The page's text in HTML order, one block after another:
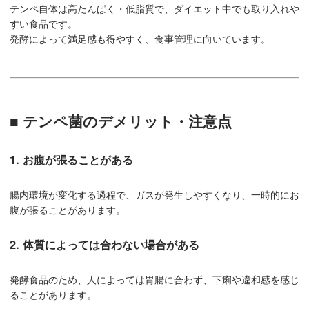
テンペ自体は高たんぱく・低脂質で、ダイエット中でも取り入れや
すい食品です。
発酵によって満足感も得やすく、食事管理に向いています。
■ テンペ菌のデメリット・注意点
1. お腹が張ることがある
腸内環境が変化する過程で、ガスが発生しやすくなり、一時的にお
腹が張ることがあります。
2. 体質によっては合わない場合がある
発酵食品のため、人によっては胃腸に合わず、下痢や違和感を感じ
ることがあります。